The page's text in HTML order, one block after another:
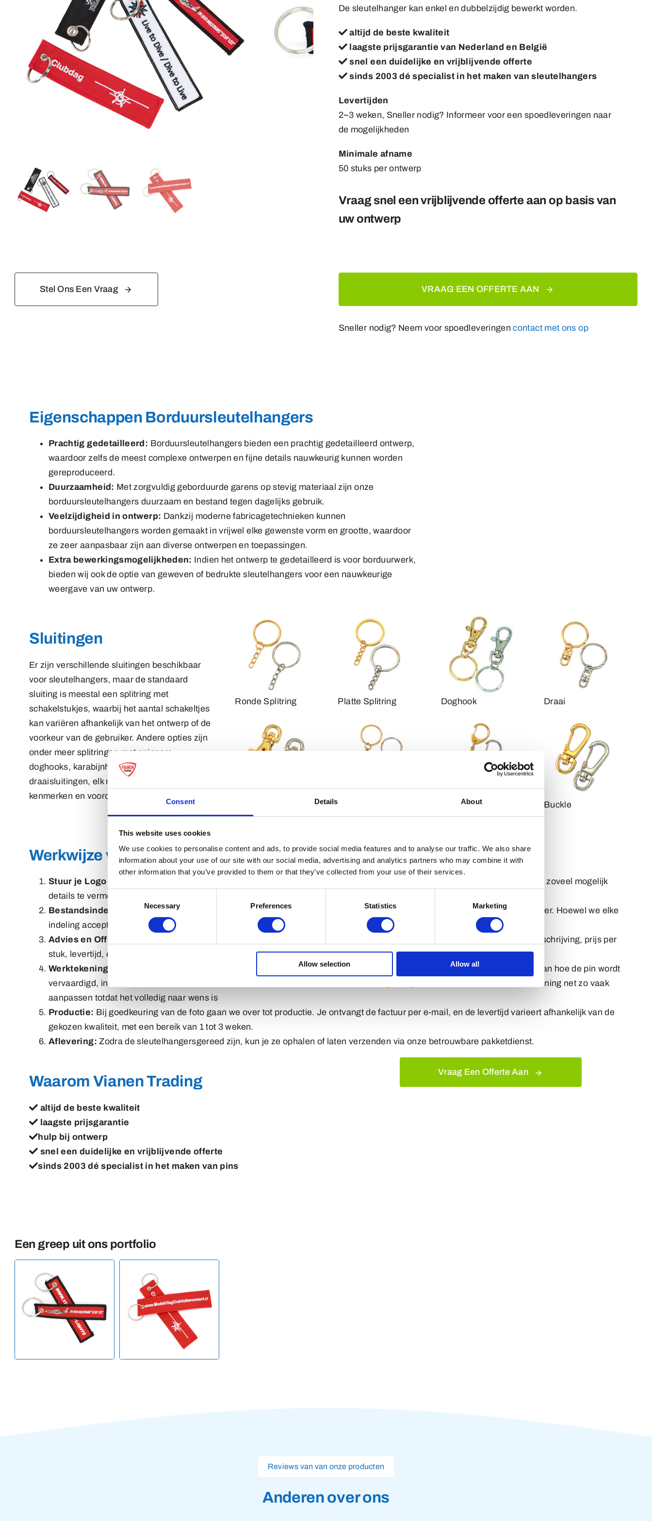
Consent Details About
This website uses cookies
We use cookies to personalise content and ads, to provide social media features and to analyse our traffic. We also share
information about your use of our site with our social media, advertising and analytics partners who may combine it with
other information that you’ve provided to them or that they’ve collected from your use of their services.
Consent
Necessary Preferences Statistics Marketing
Allow selection Allow all
De sleutelhanger kan enkel en dubbelzijdig bewerkt worden.
altijd de beste kwaliteit
laagste prijsgarantie van Nederland en België
snel een duidelijke en vrijblijvende offerte
sinds 2003 dé specialist in het maken van sleutelhangers
Levertijden
2~3 weken, Sneller nodig? Informeer voor een spoedleveringen naar
de mogelijkheden
Minimale afname
50 stuks per ontwerp
Vraag snel een vrijblijvende offerte aan op basis van
uw ontwerp
Stel Ons Een Vraag VRAAG EEN OFFERTE AAN
Sneller nodig? Neem voor spoedleveringencontact met ons op
Eigenschappen Borduursleutelhangers
Prachtig gedetailleerd: Borduursleutelhangers bieden een prachtig gedetailleerd ontwerp,
waardoor zelfs de meest complexe ontwerpen en fijne details nauwkeurig kunnen worden
gereproduceerd.
Duurzaamheid: Met zorgvuldig geborduurde garens op stevig materiaal zijn onze
borduursleutelhangers duurzaam en bestand tegen dagelijks gebruik.
Veelzijdigheid in ontwerp: Dankzij moderne fabricagetechnieken kunnen
borduursleutelhangers worden gemaakt in vrijwel elke gewenste vorm en grootte, waardoor
ze zeer aanpasbaar zijn aan diverse ontwerpen en toepassingen.
Extra bewerkingsmogelijkheden: Indien het ontwerp te gedetailleerd is voor borduurwerk,
bieden wij ook de optie van geweven of bedrukte sleutelhangers voor een nauwkeurige
weergave van uw ontwerp.
Sluitingen
Er zijn verschillende sluitingen beschikbaar
voor sleutelhangers, maar de standaard
sluiting is meestal een splitring met
schakelstukjes, waarbij het aantal schakeltjes
kan variëren afhankelijk van het ontwerp of de
voorkeur van de gebruiker. Andere opties zijn
onder meer splitringen met spinners,
doghooks, karabijnhaken, , buckles, en luxe
draaisluitingen, elk met hun eigen unieke
kenmerken en voordelen.
Ronde Splitring Platte Splitring Doghook
Luxe clip
Draai
Buckle
Werkwijze voor het maken van Sleutelhangers
Stuur je Logo of Ontwerp:
Stuur eenvoudig je logo of ontwerp naar ons via e-mail of het aanvraagformulier. Vergeet niet om zoveel mogelijk
details te vermelden, zoals aantallen, gewenst formaat, en gewenste levertijd.
Bestandsindeling:
Voor een prijsopgave kunnen we werken met elk bestand dat je hebt, zelfs een foto of een schets op papier. Hoewel we elke
indeling accepteren, geven we de voorkeur aan een hoge resolutie Jpeg of Illustrator vectorbestand.
Advies en Offerte:
Na ontvangst van de aanvraag sturen we een gedetailleerd advies per e-mail. Dit omvat een product omschrijving, prijs per
stuk, levertijd, en andere relevante details.
Werktekening:
De volgende stap is het maken van een werktekening. Deze gedetailleerde tekening geeft een exact beeld van hoe de pin wordt
vervaardigd, inclusief vorm, formaat, en de kleur van het metaal. Elk aspect wordt zorgvuldig beschreven. We kunnen de tekening net zo vaak
aanpassen totdat het volledig naar wens is
Productie: Bij goedkeuring van de foto gaan we over tot productie. Je ontvangt de factuur per e-mail, en de levertijd varieert afhankelijk van de
gekozen kwaliteit, met een bereik van 1 tot 3 weken.
Aflevering: Zodra de sleutelhangersgereed zijn, kun je ze ophalen of laten verzenden via onze betrouwbare pakketdienst.
Waarom Vianen Trading
altijd de beste kwaliteit
laagste prijsgarantie
hulp bij ontwerp
snel een duidelijke en vrijblijvende offerte
sinds 2003 dé specialist in het maken van pins
Vraag Een Offerte Aan
Een greep uit ons portfolio
Reviews van van onze producten
Anderen over ons